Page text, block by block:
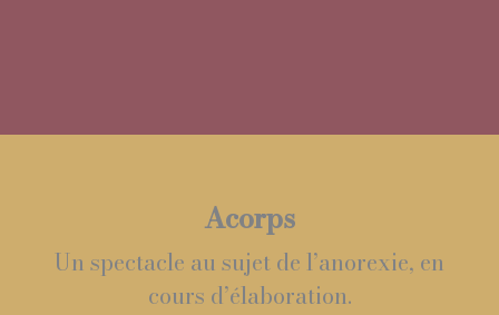
Acorps
Un spectacle au sujet de l’anorexie, en
cours d’élaboration.